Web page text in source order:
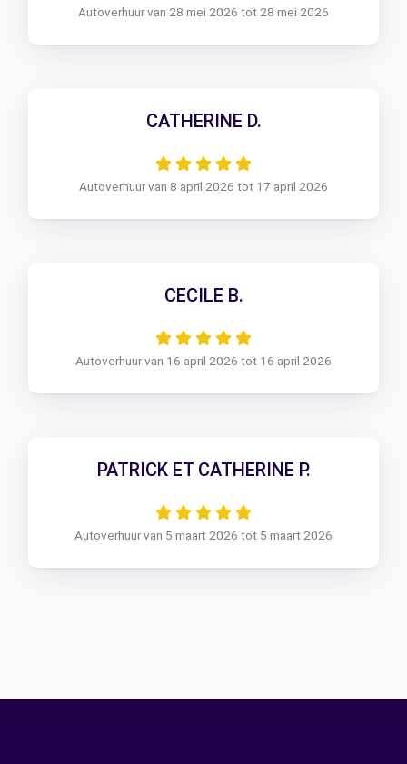
Autoverhuur van 28 mei 2026 tot 28 mei 2026
CATHERINE D.
Autoverhuur van 8 april 2026 tot 17 april 2026
CECILE B.
Autoverhuur van 16 april 2026 tot 16 april 2026
PATRICK ET CATHERINE P.
Autoverhuur van 5 maart 2026 tot 5 maart 2026